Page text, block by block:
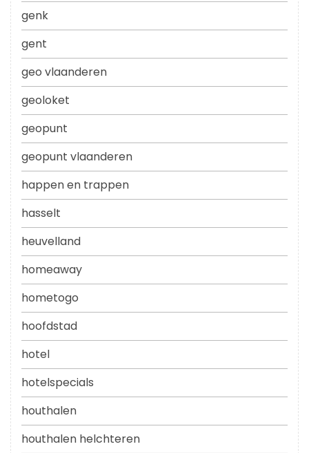
genk
gent
geo vlaanderen
geoloket
geopunt
geopunt vlaanderen
happen en trappen
hasselt
heuvelland
homeaway
hometogo
hoofdstad
hotel
hotelspecials
houthalen
houthalen helchteren